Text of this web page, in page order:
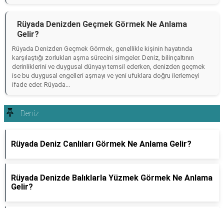
Rüyada Denizden Geçmek Görmek Ne Anlama
Gelir?
Rüyada Denizden Geçmek Görmek, genellikle kişinin hayatında
karşılaştığı zorlukları aşma sürecini simgeler. Deniz, bilinçaltının
derinliklerini ve duygusal dünyayı temsil ederken, denizden geçmek
ise bu duygusal engelleri aşmayı ve yeni ufuklara doğru ilerlemeyi
ifade eder. Rüyada...
Deniz
Rüyada Deniz Canlıları Görmek Ne Anlama Gelir?
Rüyada Denizde Balıklarla Yüzmek Görmek Ne Anlama
Gelir?